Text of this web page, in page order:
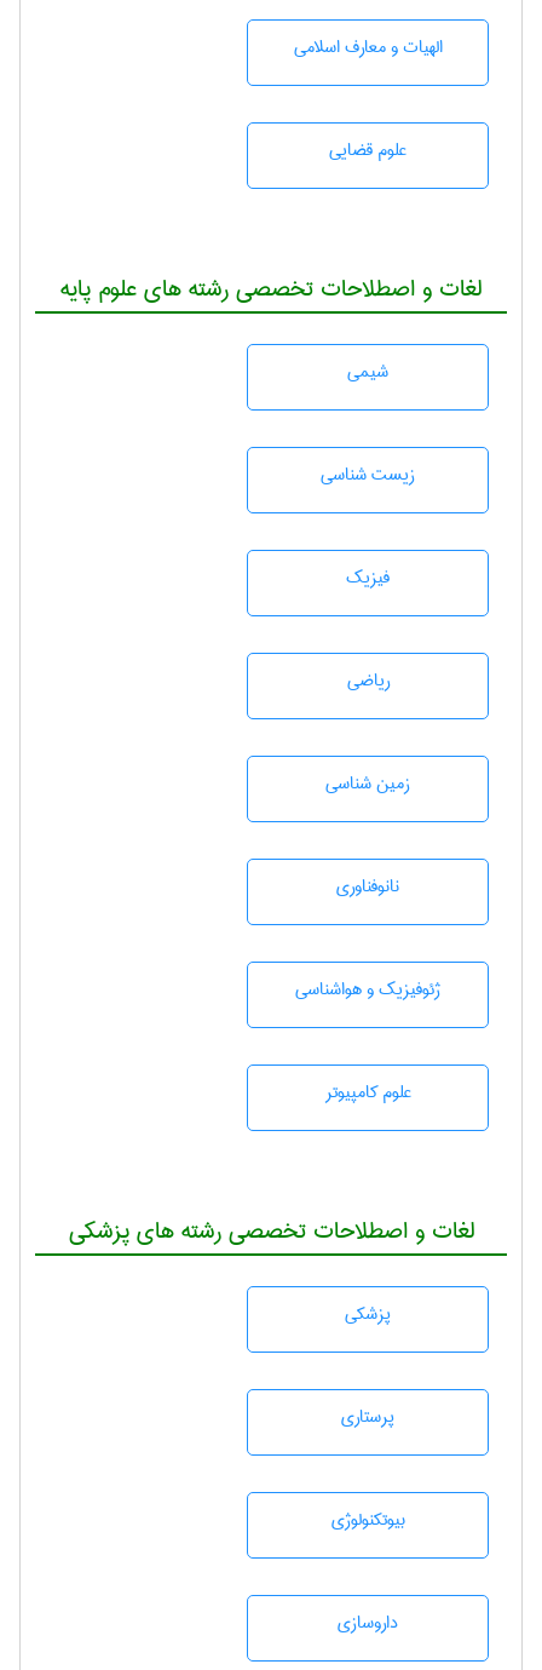
الهیات و معارف اسلامی
علوم قضایی
لغات و اصطلاحات تخصصی رشته های علوم پایه
شيمی
زيست شناسی
فیزیک
رياضی
زمين شناسی
نانوفناوری
ژئوفيزيك و هواشناسی
علوم کامپیوتر
لغات و اصطلاحات تخصصی رشته های پزشکی
پزشكی
پرستاری
بيوتكنولوژی
داروسازی